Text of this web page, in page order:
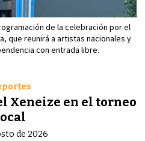
de la celebración por el
que reunirá a artistas nacionales y
con entrada libre.
Xeneize en el torneo
de 2026